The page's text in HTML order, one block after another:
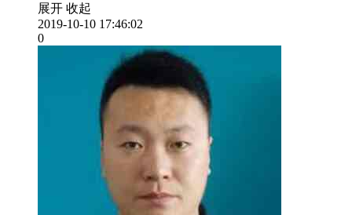
展开 收起
2019-10-10 17:46:02
0